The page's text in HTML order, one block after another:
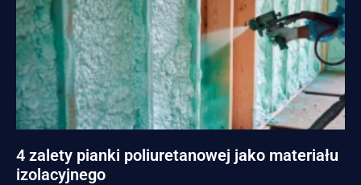
4 zalety pianki poliuretanowej jako materiału
izolacyjnego